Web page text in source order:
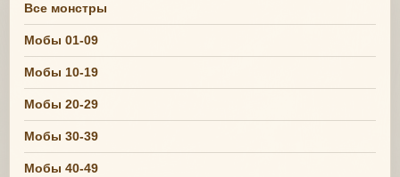
Все монстры
Мобы 01-09
Мобы 10-19
Мобы 20-29
Мобы 30-39
Мобы 40-49